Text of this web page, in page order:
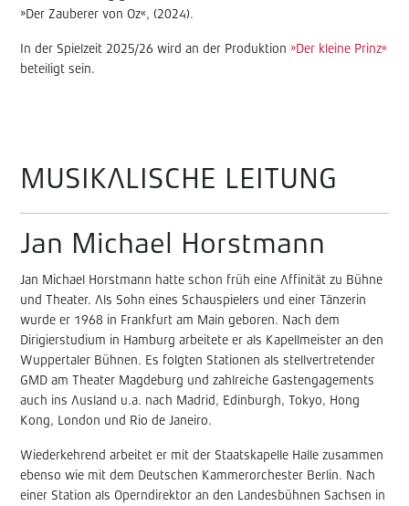
»Der Zauberer von Oz«, (2024).
In der Spielzeit 2025/26 wird an der Produktion »Der kleine Prinz«
beteiligt sein.
MUSIKALISCHE LEITUNG
Jan Michael Horstmann
Jan Michael Horstmann hatte schon früh eine Affinität zu Bühne
und Theater. Als Sohn eines Schauspielers und einer Tänzerin
wurde er 1968 in Frankfurt am Main geboren. Nach dem
Dirigierstudium in Hamburg arbeitete er als Kapellmeister an den
Wuppertaler Bühnen. Es folgten Stationen als stellvertretender
GMD am Theater Magdeburg und zahlreiche Gastengagements
auch ins Ausland u.a. nach Madrid, Edinburgh, Tokyo, Hong
Kong, London und Rio de Janeiro.
Wiederkehrend arbeitet er mit der Staatskapelle Halle zusammen
ebenso wie mit dem Deutschen Kammerorchester Berlin. Nach
einer Station als Operndirektor an den Landesbühnen Sachsen in